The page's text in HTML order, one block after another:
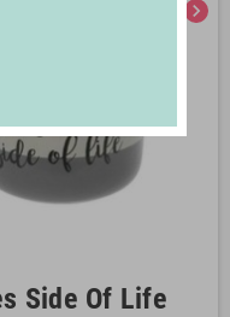
chevron_right
Side Of Life